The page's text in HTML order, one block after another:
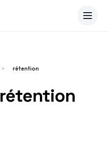
> rétention
rétention